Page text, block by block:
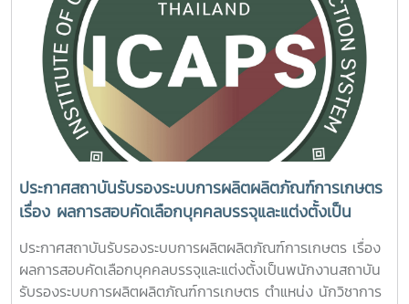
ประกาศสถาบันรับรองระบบการผลิตผลิตภัณฑ์การเกษตร
เรื่อง ผลการสอบคัดเลือกบุคคลบรรจุและแต่งตั้งเป็น
พนักงานสถาบันรับรองระบบการผลิตผลิตภัณฑ์การเกษตร
ตำแหน่ง นักวิชาการเกษตร
ประกาศสถาบันรับรองระบบการผลิตผลิตภัณฑ์การเกษตร เรื่อง
ผลการสอบคัดเลือกบุคคลบรรจุและแต่งตั้งเป็นพนักงานสถาบัน
รับรองระบบการผลิตผลิตภัณฑ์การเกษตร ตำแหน่ง นักวิชาการ